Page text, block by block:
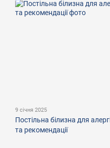
9 січня 2025
Постільна білизна для
та рекомендації